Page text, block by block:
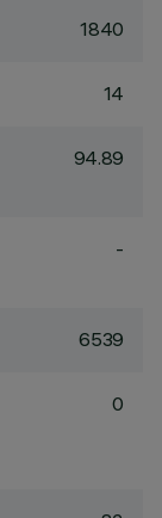
1840
14
94.89
-
6539
0